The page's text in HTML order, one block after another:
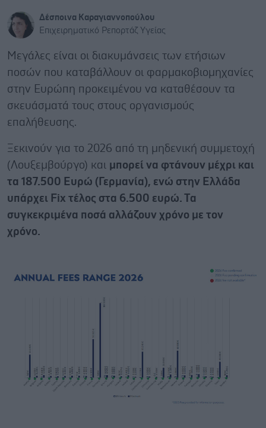
Δέσποινα Καραγιαννοπούλου
Επιχειρηματικό Ρεπορτάζ Υγείας
Μεγάλες είναι οι διακυμάνσεις των ετήσιων
ποσών που καταβάλλουν οι φαρμακοβιομηχανίες
στην Ευρώπη προκειμένου να καταθέσουν τα
σκευάσματά τους στους οργανισμούς
επαλήθευσης.
Ξεκινούν για το 2026 από τη μηδενική συμμετοχή
(Λουξεμβούργο) και μπορεί να φτάνουν μέχρι και
τα 187.500 Ευρώ (Γερμανία), ενώ στην Ελλάδα
υπάρχει Fix τέλος στα 6.500 ευρώ. Τα
συγκεκριμένα ποσά αλλάζουν χρόνο με τον
χρόνο.